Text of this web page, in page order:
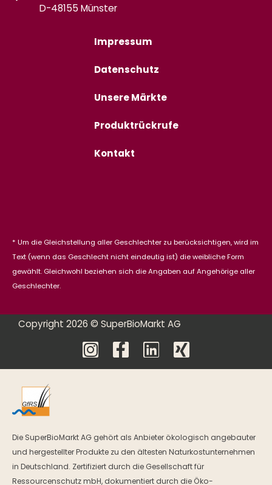
D-48155 Münster
Impressum
Datenschutz
Unsere Märkte
Produktrückrufe
Kontakt
* Um die Gleichstellung aller Geschlechter zu berücksichtigen, wird im
Text (wenn das Geschlecht nicht eindeutig ist) die weibliche Form
gewählt. Gleichwohl beziehen sich die Angaben auf Angehörige aller
Geschlechter.
Copyright 2026 © SuperBioMarkt AG
Die SuperBioMarkt AG gehört als Anbieter ökologisch angebauter
und hergestellter Produkte zu den ältesten Naturkostunternehmen
in Deutschland. Zertifiziert durch die Gesellschaft für
Ressourcenschutz mbH, dokumentiert durch die Öko-